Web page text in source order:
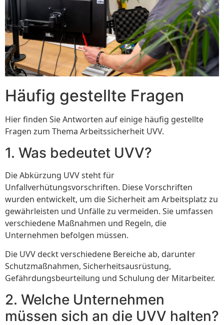
Häufig gestellte Fragen
Hier finden Sie Antworten auf einige häufig gestellte
Fragen zum Thema Arbeitssicherheit UVV.
1. Was bedeutet UVV?
Die Abkürzung UVV steht für
Unfallverhütungsvorschriften. Diese Vorschriften
wurden entwickelt, um die Sicherheit am Arbeitsplatz zu
gewährleisten und Unfälle zu vermeiden. Sie umfassen
verschiedene Maßnahmen und Regeln, die
Unternehmen befolgen müssen.
Die UVV deckt verschiedene Bereiche ab, darunter
Schutzmaßnahmen, Sicherheitsausrüstung,
Gefährdungsbeurteilung und Schulung der Mitarbeiter.
2. Welche Unternehmen
müssen sich an die UVV halten?